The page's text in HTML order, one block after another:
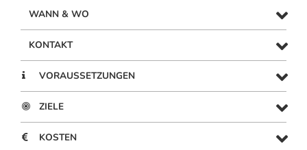
WANN & WO
KONTAKT
VORAUSSETZUNGEN
ZIELE
KOSTEN